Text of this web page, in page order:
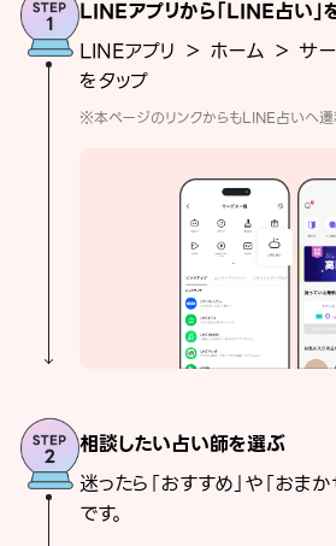
LINEアプリから「LINE占い」
LINEアプリ ＞ ホーム ＞ サ
をタップ
※本ページのリンクからもLINE占いへ遷
相談したい占い師を選ぶ
迷ったら「おすすめ」や「おま
です。